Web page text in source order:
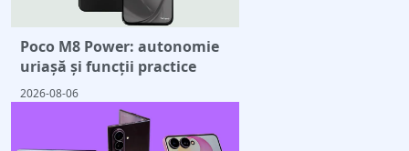
Poco M8 Power: autonomie
uriașă și funcții practice
2026-08-06